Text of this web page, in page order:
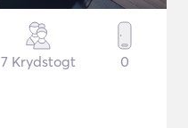
7 Krydstogt 0